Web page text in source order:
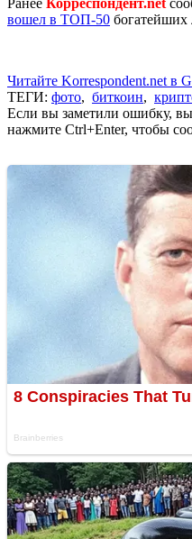
вошел в ТОП-50
Читайте Korrespondent.net в
ТЕГИ: фото, биткоин,
Если вы заметили ошибку,
нажмите Ctrl+Enter, чтобы